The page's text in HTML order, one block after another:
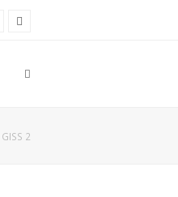
Facebook
GISS 2